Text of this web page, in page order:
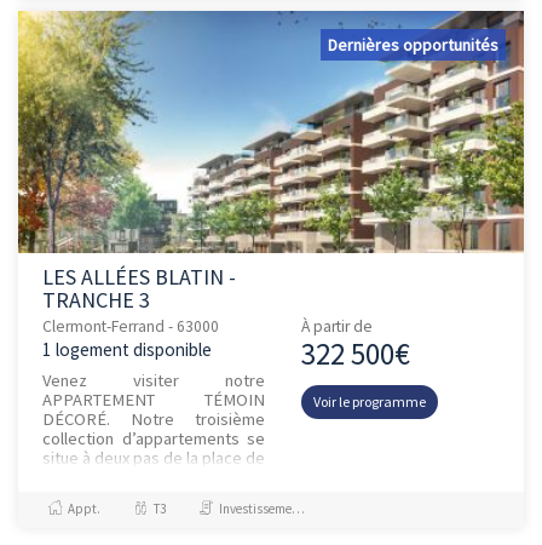
Dernières opportunités
LES ALLÉES BLATIN -
TRANCHE 3
Clermont-Ferrand - 63000
1 logement disponible
Venez visiter notre
APPARTEMENT TÉMOIN
DÉCORÉ. Notre troisième
collection d’appartements se
situe à deux pas de la place de
nature et bénéficiez des
avantages...
À partir de
322 500€
Voir le programme
Appt. T3 Investissement et Défiscalisation, Jeanbrun